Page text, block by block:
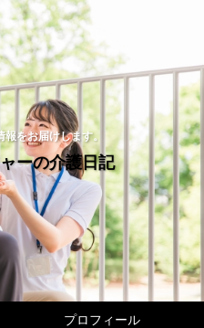
をお届けします。
ーの介護日記
プロフィール